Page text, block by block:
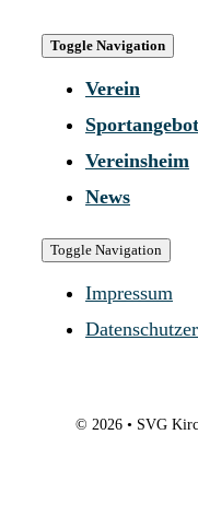
Toggle Navigation
Verein
Sportangebot
Vereinsheim
News
Toggle Navigation
Impressum
© 2026 • SVG